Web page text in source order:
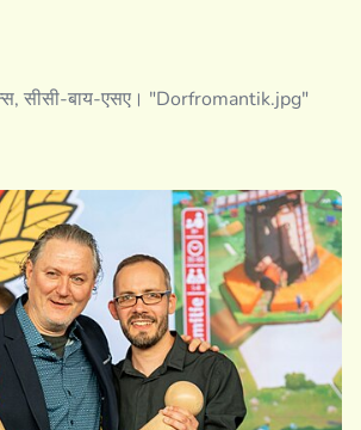
सीसी-बाय-एसए। "Dorfromantik.jpg"